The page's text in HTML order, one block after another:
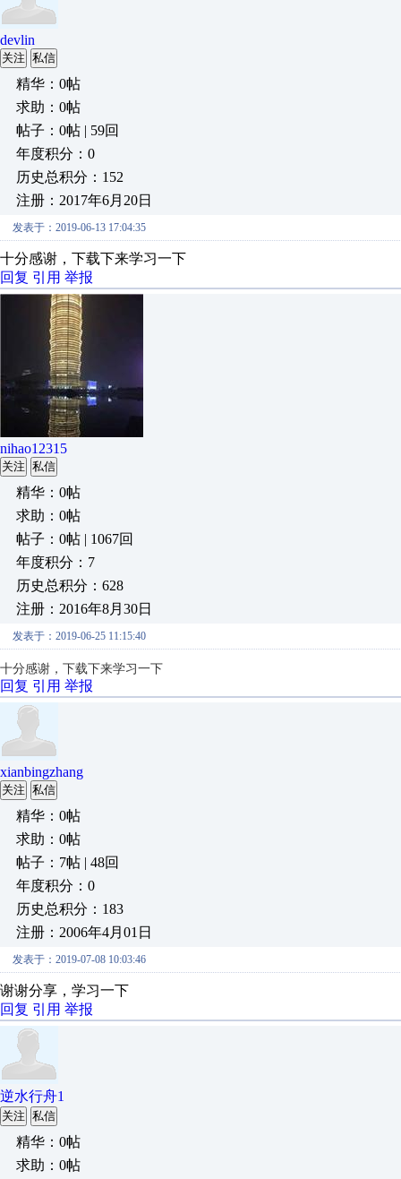
devlin
关注 私信
精华：0帖
求助：0帖
帖子：0帖 | 59回
年度积分：0
历史总积分：152
注册：2017年6月20日
发表于：2019-06-13 17:04:35
十分感谢，下载下来学习一下
回复 引用 举报
nihao12315
关注 私信
精华：0帖
求助：0帖
帖子：0帖 | 1067回
年度积分：7
历史总积分：628
注册：2016年8月30日
发表于：2019-06-25 11:15:40
十分感谢，下载下来学习一下
回复 引用 举报
xianbingzhang
关注 私信
精华：0帖
求助：0帖
帖子：7帖 | 48回
年度积分：0
历史总积分：183
注册：2006年4月01日
发表于：2019-07-08 10:03:46
谢谢分享，学习一下
回复 引用 举报
逆水行舟1
关注 私信
精华：0帖
求助：0帖